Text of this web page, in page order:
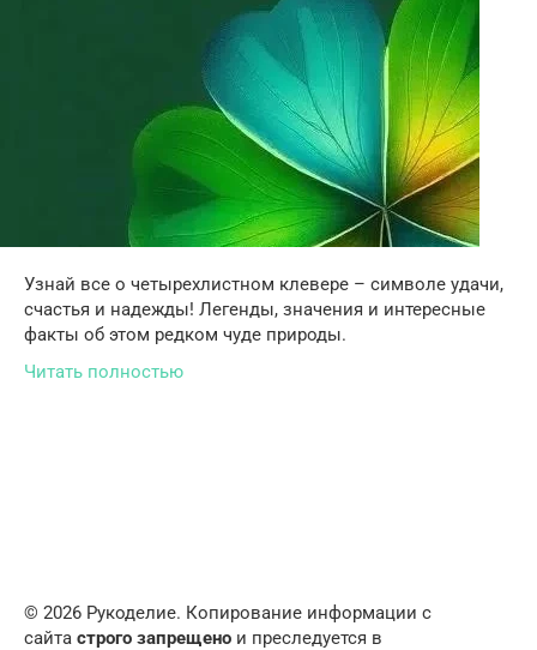
Узнай все о четырехлистном клевере – символе удачи,
счастья и надежды! Легенды, значения и интересные
факты об этом редком чуде природы.
Читать полностью
© 2026 Рукоделие. Копирование информации с
сайта строго запрещено и преследуется в